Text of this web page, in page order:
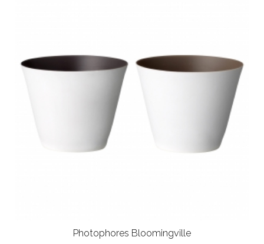
Photophores Bloomingville